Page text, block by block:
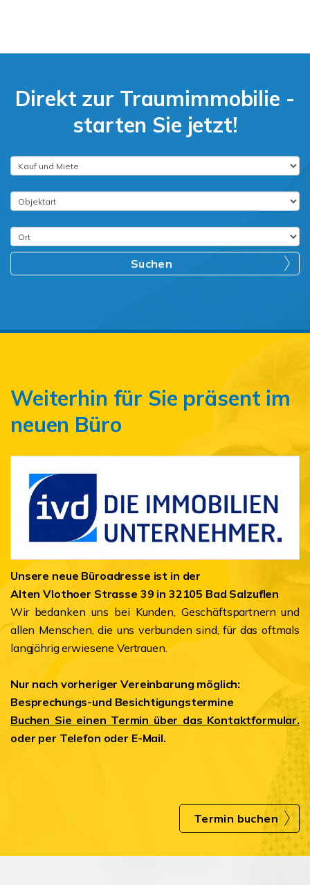
Direkt zur Traumimmobilie -
starten Sie jetzt!
Suchen
Weiterhin für Sie präsent im
neuen Büro
Unsere neue Büroadresse ist in der
Alten Vlothoer Strasse 39 in 32105 Bad Salzuflen
Wir bedanken uns bei Kunden, Geschäftspartnern und
allen Menschen, die uns verbunden sind, für das oftmals
langjährig erwiesene Vertrauen.
Nur nach vorheriger Vereinbarung möglich:
Besprechungs-und Besichtigungstermine
Buchen Sie einen Termin über das Kontaktformular.
oder per Telefon oder E-Mail.
Termin buchen